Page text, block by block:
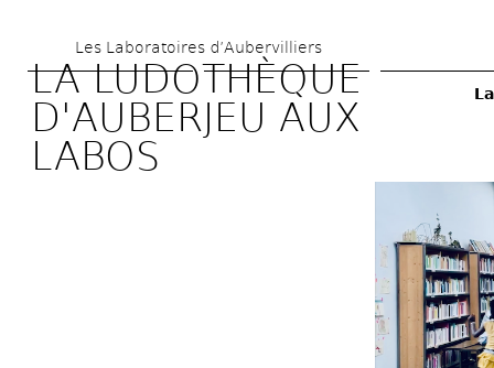
au
contenu
principal
Les Laboratoires d’Aubervilliers
LA LUDOTHÈQUE
D'AUBERJEU AUX
LABOS